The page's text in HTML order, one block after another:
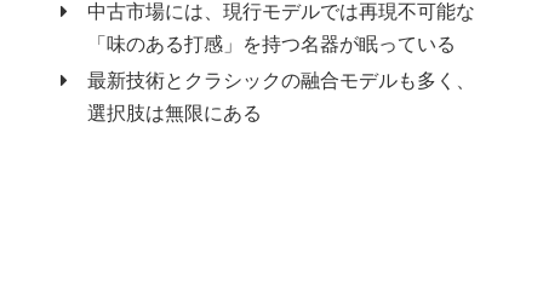
中古市場には、現行モデルでは再現不可能な
「味のある打感」を持つ名器が眠っている
最新技術とクラシックの融合モデルも多く、
選択肢は無限にある